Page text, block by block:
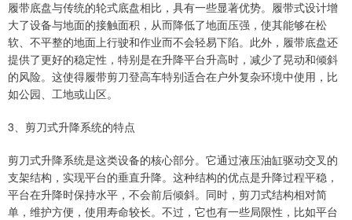
履带底盘与传统的轮式底盘相比，具有一些显著优势。履带式设计增
大了设备与地面的接触面积，从而降低了地面压强，使其能够在松
软、不平整的地面上行驶和作业而不会轻易下陷。此外，履带底盘还
提供了更好的稳定性，特别是在升降平台升高时，减少了晃动和倾斜
的风险。这使得履带剪刀登高车特别适合在户外复杂环境中使用，比
如公园、工地或山区。
3、剪刀式升降系统的特点
剪刀式升降系统是这类设备的核心部分。它通过液压油缸驱动交叉的
支架结构，实现平台的垂直升降。这种结构的优点是升降过程平稳，
平台在升降时保持水平，不会前后倾斜。同时，剪刀式结构相对简
单，维护方便，使用寿命较长。不过，它也有一些局限性，比如平台